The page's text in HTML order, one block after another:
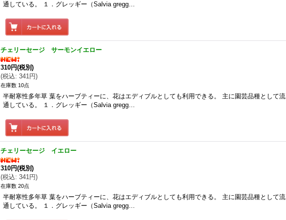
通している。 １．グレッギー（Salvia gregg…
チェリーセージ サーモンイエロー
310円(税別)
(税込: 341円)
在庫数 10点
半耐寒性多年草 葉をハーブティーに、花はエディブルとしても利用できる。 主に園芸品種として流
通している。 １．グレッギー（Salvia gregg…
チェリーセージ イエロー
310円(税別)
(税込: 341円)
在庫数 20点
半耐寒性多年草 葉をハーブティーに、花はエディブルとしても利用できる。 主に園芸品種として流
通している。 １．グレッギー（Salvia gregg…